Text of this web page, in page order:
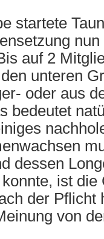
startete
auf 2
unteren
oder aus
bedeutet
dessen
ist die
der Pflicht
von